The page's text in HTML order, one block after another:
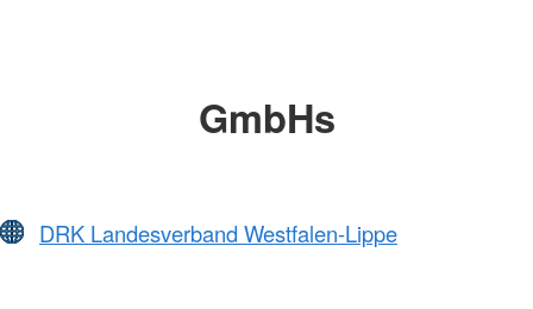
GmbHs
DRK Landesverband Westfalen-Lippe